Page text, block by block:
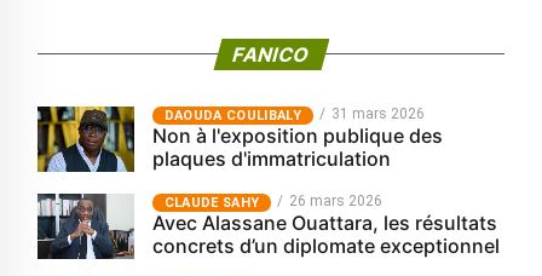
FANICO
‎DAOUDA COULIBALY 31 mars 2026
Non à l'exposition publique des
plaques d'immatriculation
CLAUDE SAHY 26 mars 2026
Avec Alassane Ouattara, les résultats
concrets d’un diplomate exceptionnel